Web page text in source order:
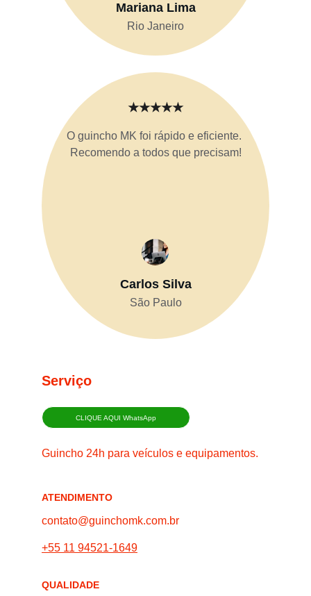
O guincho MK foi rápido e eficiente.
Recomendo a todos que precisam!
Carlos Silva
São Paulo
Mariana Lima
Rio Janeiro
★★★★★
Serviço
Guincho 24h para veículos e equipamentos.
ATENDIMENTO
QUALIDADE
contato@guinchomk.com.br
+55 11 94521-1649
CLIQUE AQUI WhatsApp